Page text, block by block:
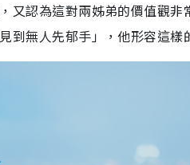
又認為這對兩姊弟的價值觀非
到無人先郁手」，他形容這樣